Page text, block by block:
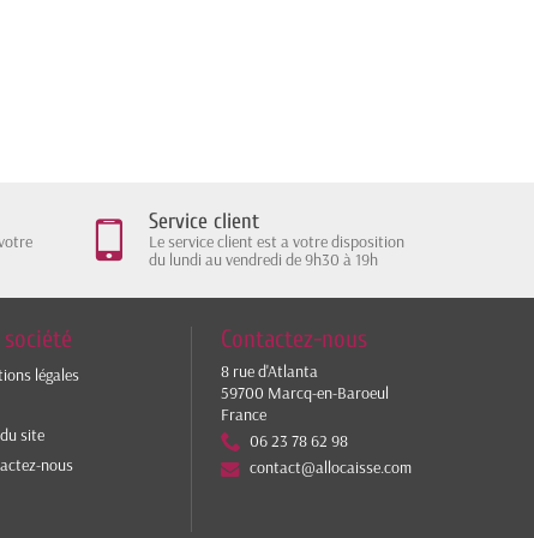
Service client
Le service client est a votre disposition
du lundi au vendredi de 9h30 à 19h
légales
site
nous
Contactez-nous
8 rue d'Atlanta
59700 Marcq-en-Baroeul
France
06 23 78 62 98
contact@allocaisse.com